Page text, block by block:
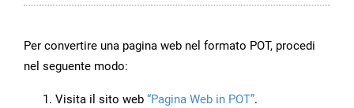
Per convertire una pagina web nel formato POT, procedi
nel seguente modo:
Visita il sito web “Pagina Web in POT”.